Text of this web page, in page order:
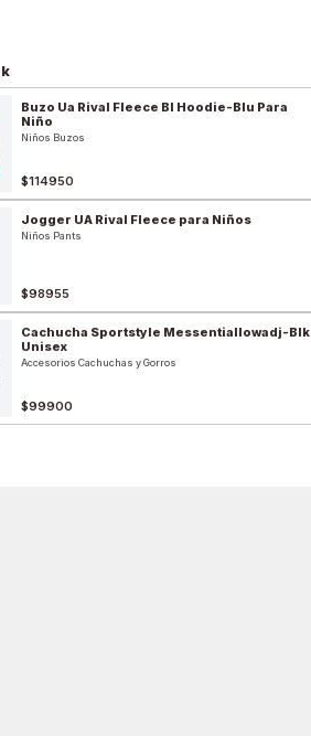
Buzo Ua Rival Fleece Bl Hoodie-Blu Para
Niño
Niños Buzos
$114950
Jogger UA Rival Fleece para Niños
Niños Pants
$98955
Cachucha Sportstyle Messentiallowadj-Blk
Unisex
Accesorios Cachuchas y Gorros
$99900